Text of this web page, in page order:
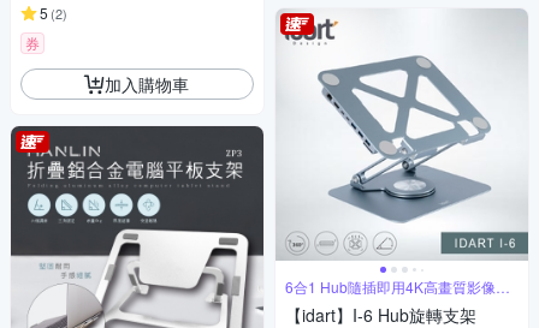
5 (2)
券
加入購物車
6合1 Hub隨插即用4K高畫質影像輸
出
【idart】I-6 Hub旋轉支架